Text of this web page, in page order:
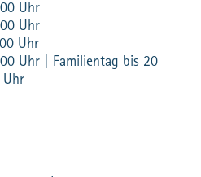
Uhr
Uhr
Uhr
| Familientag bis 20
Uhr